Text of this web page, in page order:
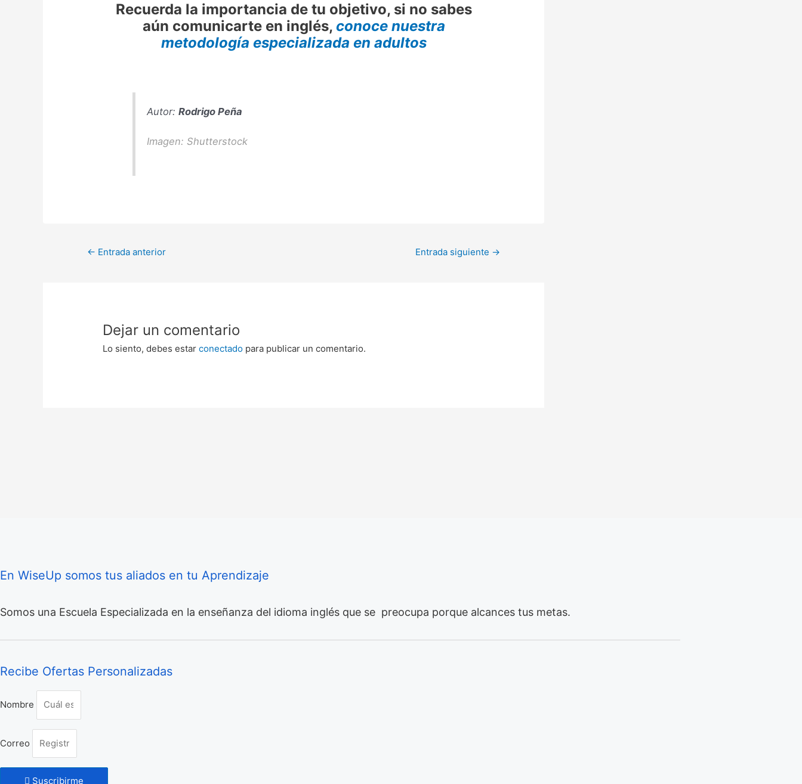
Recuerda la importancia de tu objetivo, si no sabes
aún comunicarte en inglés, conoce nuestra
metodología especializada en adultos
Autor:Rodrigo Peña
Imagen: Shutterstock
← Entrada anterior Entrada siguiente →
Dejar un comentario
Lo siento, debes estarconectado para publicar un comentario.
En WiseUp somos tus aliados en tu Aprendizaje
Somos una Escuela Especializada en la enseñanza del idioma inglés que se preocupa porque alcances tus metas.
Recibe Ofertas Personalizadas
Nombre
Correo
Suscribirme